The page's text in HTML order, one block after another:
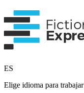
ES
Elige idioma para trabajar